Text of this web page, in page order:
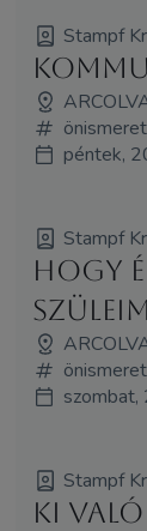
Stampf
péntek,
Stampf
Hogy
Stampf
Ki